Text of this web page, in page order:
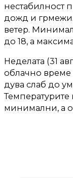
нестабилност
дожд и грмежи.
ветер.
до 18, а
Неделата (31
облачно време
дува слаб до
Температурите
минимални, а